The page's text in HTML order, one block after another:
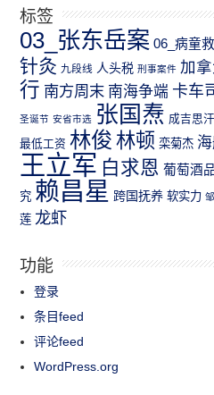
标签
03_张东岳案 06_病童
针灸 九段线 人头税 刑事案件 加
行 南方周末 南海争端 卡车
圣诞节 安省市选 张国焘 成吉思汗
最低工资 林俊 林顿 栾菊杰
王立军 白求恩 葡萄酒
究 赖昌星 跨国抚养 软实力
莲 龙虾
功能
登录
条目feed
评论feed
WordPress.org